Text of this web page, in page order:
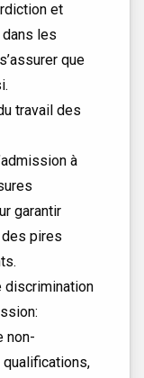
et
dans les
que
travail des
à
garantir
des pires
discrimination
non-